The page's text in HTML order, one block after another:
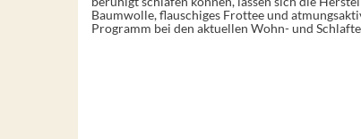
Baumwolle, flauschiges Frottee und
Programm bei den aktuellen Wohn- und